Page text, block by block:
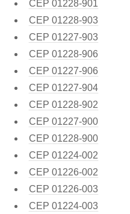
CEP 01228-901
CEP 01228-903
CEP 01227-903
CEP 01228-906
CEP 01227-906
CEP 01227-904
CEP 01228-902
CEP 01227-900
CEP 01228-900
CEP 01224-002
CEP 01226-002
CEP 01226-003
CEP 01224-003